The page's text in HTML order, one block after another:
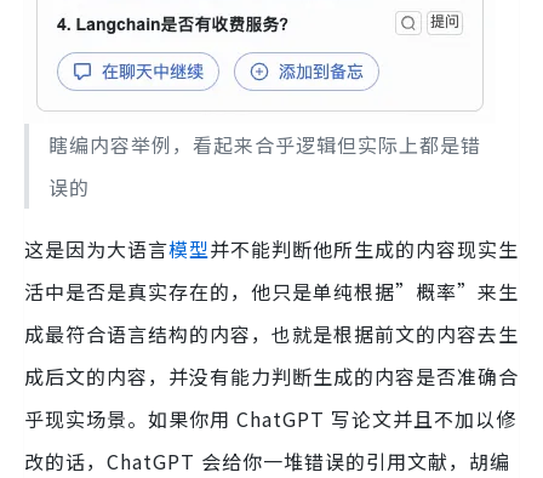
瞎编内容举例，看起来合乎逻辑但实际上都是错
误的
这是因为大语言模型并不能判断他所生成的内容现实生
活中是否是真实存在的，他只是单纯根据”概率”来生
成最符合语言结构的内容，也就是根据前文的内容去生
成后文的内容，并没有能力判断生成的内容是否准确合
乎现实场景。如果你用 ChatGPT 写论文并且不加以修
改的话，ChatGPT 会给你一堆错误的引用文献，胡编